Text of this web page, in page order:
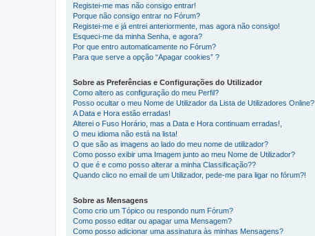
Registei-me mas não consigo entrar!
Porque não consigo entrar no Fórum?
Registei-me e já entrei anteriormente, mas agora não consigo!
Esqueci-me da minha Senha, e agora?
Por que entro automaticamente no Fórum?
Para que serve a opção “Apagar cookies” ?
Sobre as Preferências e Configurações do Utilizador
Como altero as configuração do meu Perfil?
Posso ocultar o meu Nome de Utilizador da Lista de Utilizadores Online?
A Data e Hora estão erradas!
Alterei o Fuso Horário, mas a Data e Hora continuam erradas!,
O meu idioma não está na lista!
O que são as imagens ao lado do meu nome de utilizador?
Como posso exibir uma Imagem junto ao meu Nome de Utilizador?
O que é e como posso alterar a minha Classificação??
Quando clico no email de um Utilizador, pede-me para ligar no fórum?!
Sobre as Mensagens
Como crio um Tópico ou respondo num Fórum?
Como posso editar ou apagar uma Mensagem?
Como posso adicionar uma assinatura às minhas Mensagens?